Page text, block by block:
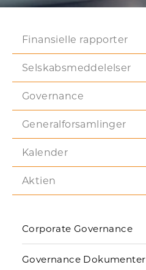
Finansielle rapporter
Selskabsmeddelelser
Governance
Generalforsamlinger
Kalender
Aktien
Corporate Governance
Governance Dokumenter